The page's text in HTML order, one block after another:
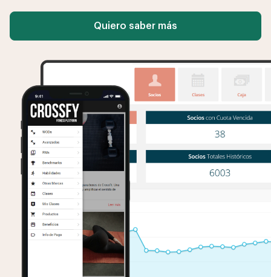
Quiero saber más